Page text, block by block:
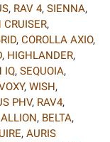
, RAV 4, SIENNA,
CRUISER,
, COROLLA AXIO,
, HIGHLANDER,
IQ, SEQUOIA,
, WISH,
PHV, RAV4,
ALLION, BELTA,
, AURIS